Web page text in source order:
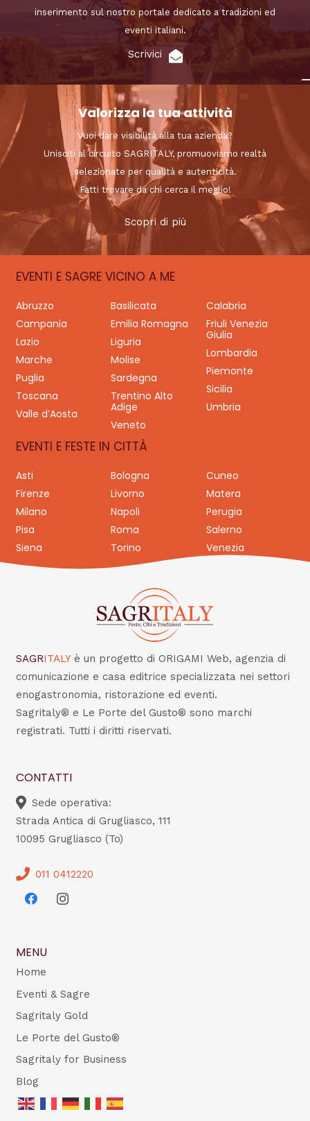
inserimento sul nostro portale dedicato a tradizioni ed
eventi italiani.
Scrivici
Valorizza la tua attività
Vuoi dare visibilità alla tua azienda?
Unisciti al circuito SAGRITALY, promuoviamo realtà
selezionate per qualità e autenticità.
Fatti trovare da chi cerca il meglio!
Scopri di più
EVENTI E SAGRE VICINO A ME
Abruzzo Basilicata
Calabria
Campania
Emilia Romagna
Friuli Venezia
Giulia
Lazio
Liguria
Lombardia
Marche
Molise
Piemonte
Puglia
Sardegna
Sicilia
Toscana
Trentino Alto
Adige
Umbria
Valle d’Aosta
Veneto
EVENTI E FESTE IN CITTÀ
Asti Bologna
Cuneo
Firenze
Livorno
Matera
Milano
Napoli
Perugia
Pisa
Roma
Salerno
Siena
Torino Venezia
SAGRITALY è un progetto di ORIGAMI Web, agenzia di
comunicazione e casa editrice specializzata nei settori
enogastronomia, ristorazione ed eventi.
Sagritaly® e Le Porte del Gusto® sono marchi
registrati. Tutti i diritti riservati.
CONTATTI
Sede operativa:
Strada Antica di Grugliasco, 111
10095 Grugliasco (To)
011 0412220
MENU
Home
Eventi & Sagre
Sagritaly Gold
Le Porte del Gusto®
Sagritaly for Business
Blog